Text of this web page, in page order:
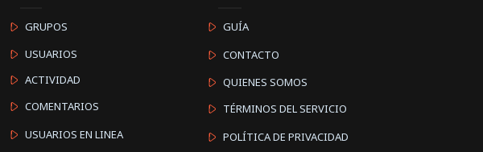
GRUPOS
USUARIOS
ACTIVIDAD
COMENTARIOS
USUARIOS EN LINEA
GUÍA
CONTACTO
QUIENES SOMOS
TÉRMINOS DEL SERVICIO
POLÍTICA DE PRIVACIDAD